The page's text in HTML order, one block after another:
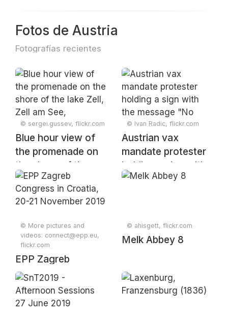
Fotos de Austria
Fotografías recientes
© sergei.gussev, flickr.com
Blue hour view of
the promenade on
the shore of the
lake Zell, Zell am
See, Salzburg,
Austria, May 2024
© Ivan Radic, flickr.com
Austrian vax
mandate protester
holding a sign with
the message "No
© More pictures and
videos: connect@epp.eu,
flickr.com
EPP Zagreb
Congress in
Croatia, 20-21
November 2019
© ahisgett, flickr.com
Melk Abbey 8